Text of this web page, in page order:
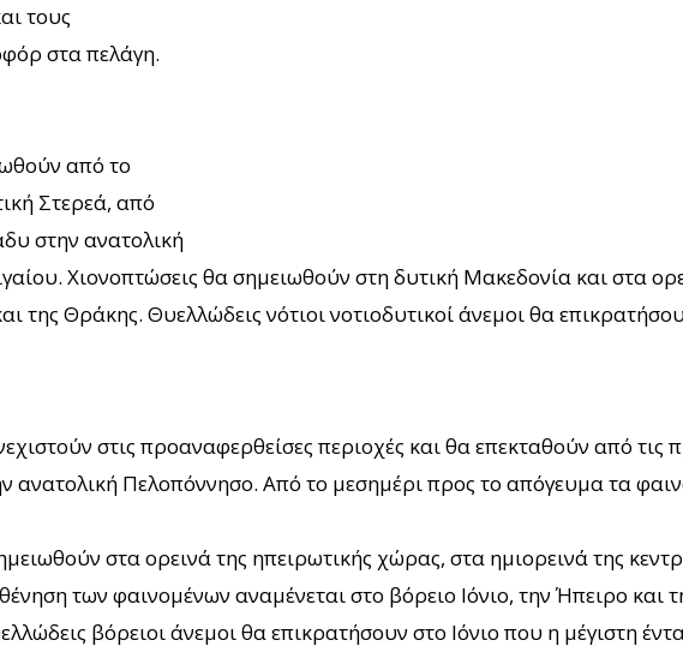
τους
στα πελάγη.
από το
Στερεά, από
στην ανατολική
Χιονοπτώσεις θα σημειωθούν στη δυτική Μακεδονία και στα
της Θράκης. Θυελλώδεις νότιοι νοτιοδυτικοί άνεμοι θα
στις προαναφερθείσες περιοχές και θα επεκταθούν από
ανατολική Πελοπόννησο. Από το μεσημέρι προς το απόγευμα τα
στα ορεινά της ηπειρωτικής χώρας, στα ημιορεινά της
των φαινομένων αναμένεται στο βόρειο Ιόνιο, την Ήπειρο και
βόρειοι άνεμοι θα επικρατήσουν στο Ιόνιο που η μέγιστη